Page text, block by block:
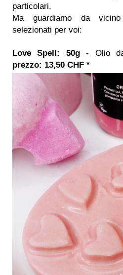
particolari.
Ma guardiamo da
selezionati per voi:
Love Spell: 50g - Olio
prezzo: 13,50 CHF *